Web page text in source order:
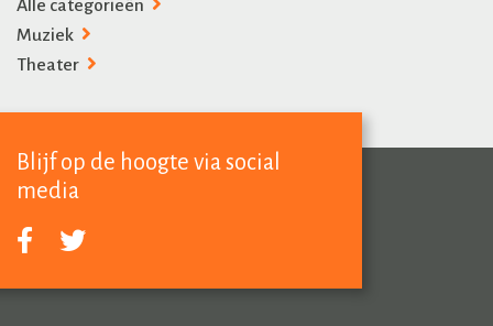
Alle categorieën
Muziek
Theater
Blijf op de hoogte via social
media